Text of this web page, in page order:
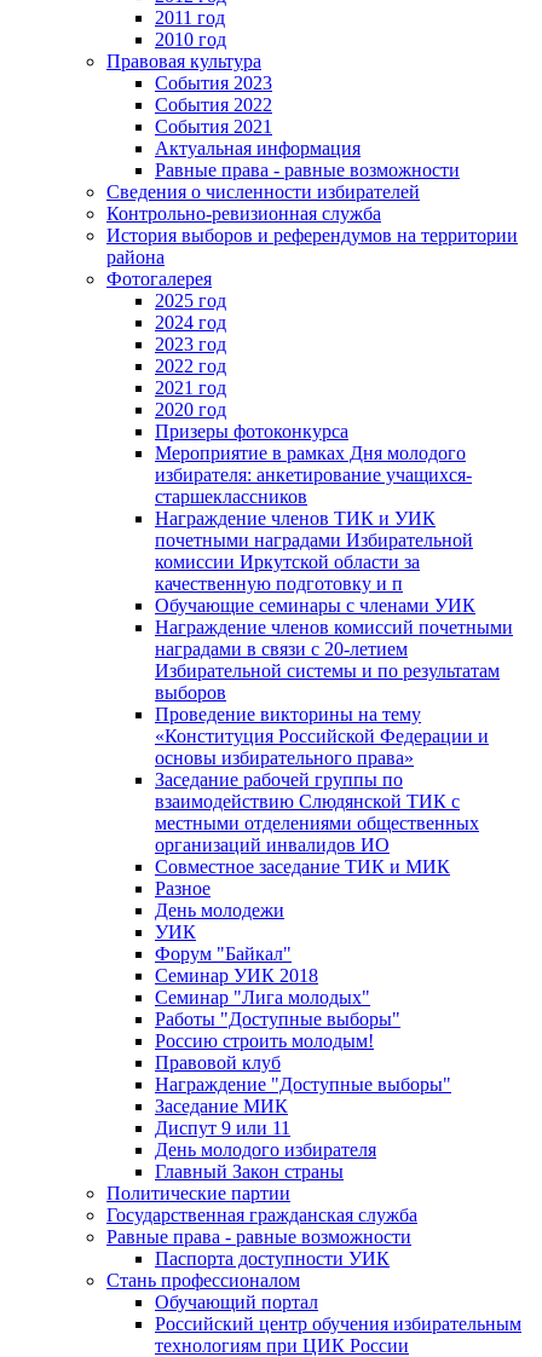
2011 год
2010 год
Правовая культура
События 2023
События 2022
События 2021
Актуальная информация
Равные права - равные возможности
Сведения о численности избирателей
Контрольно-ревизионная служба
История выборов и референдумов на территории
района
Фотогалерея
2025 год
2024 год
2023 год
2022 год
2021 год
2020 год
Призеры фотоконкурса
Мероприятие в рамках Дня молодого
избирателя: анкетирование учащихся-
старшеклассников
Награждение членов ТИК и УИК
почетными наградами Избирательной
комиссии Иркутской области за
качественную подготовку и п
Обучающие семинары с членами УИК
Награждение членов комиссий почетными
наградами в связи с 20-летием
Избирательной системы и по результатам
выборов
Проведение викторины на тему
«Конституция Российской Федерации и
основы избирательного права»
Заседание рабочей группы по
взаимодействию Слюдянской ТИК с
местными отделениями общественных
организаций инвалидов ИО
Совместное заседание ТИК и МИК
Разное
День молодежи
УИК
Форум "Байкал"
Семинар УИК 2018
Семинар "Лига молодых"
Работы "Доступные выборы"
Россию строить молодым!
Правовой клуб
Награждение "Доступные выборы"
Заседание МИК
Диспут 9 или 11
День молодого избирателя
Главный Закон страны
Политические партии
Государственная гражданская служба
Равные права - равные возможности
Паспорта доступности УИК
Стань профессионалом
Обучающий портал
Российский центр обучения избирательным
технологиям при ЦИК России